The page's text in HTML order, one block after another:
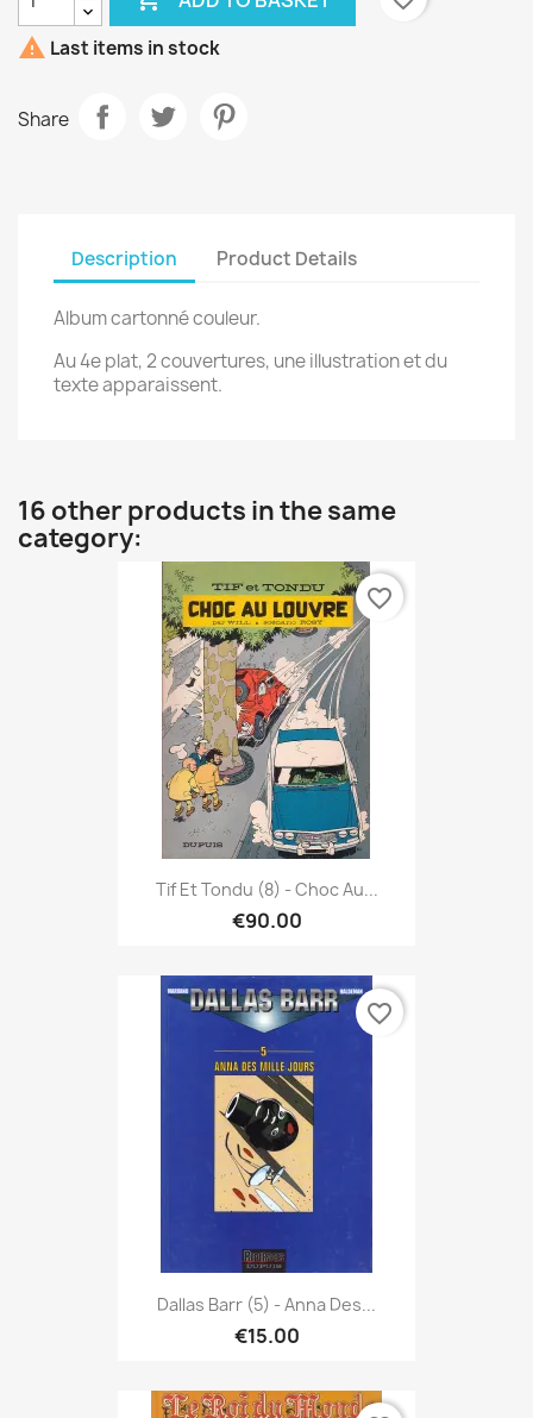
 Last items in stock
Share
Description Product Details
Album cartonné couleur.
Au 4e plat, 2 couvertures, une illustration et du
texte apparaissent.
16 other products in the same
category:
Tif Et Tondu (8) - Choc Au...
€90.00
favorite_border
Dallas Barr (5) - Anna Des...
€15.00
favorite_border